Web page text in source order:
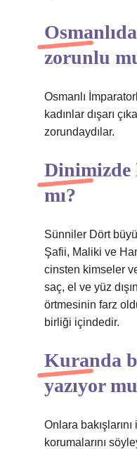
zorunlu
Osmanlı
kadınlar dışarı
zorundaydılar.
Dinimizde
mı?
Sünniler Dört
Şafii, Maliki ve
cinsten kimseler
saç, el ve yüz
örtmesinin farz
birliği içindedir.
Kuranda
yazıyor
Onlara
korumalarını